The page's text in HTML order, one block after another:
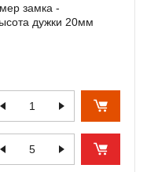
замка -
дужки 20мм